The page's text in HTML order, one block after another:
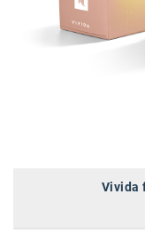
Vivida